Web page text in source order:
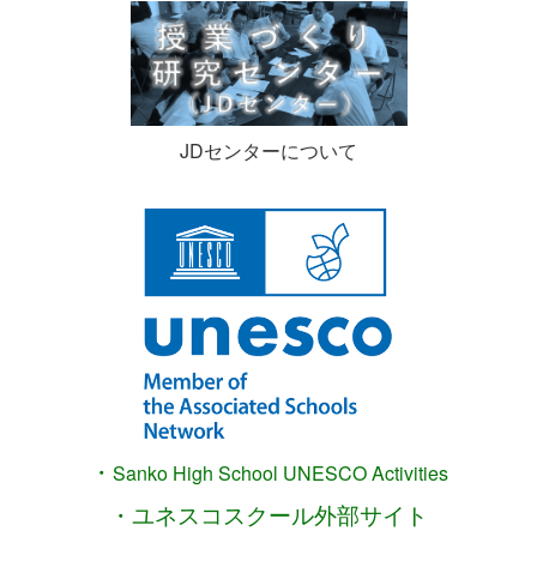
JDセンターについて
・ Sanko High School UNESCO Activities
・ユネスコスクール外部サイト